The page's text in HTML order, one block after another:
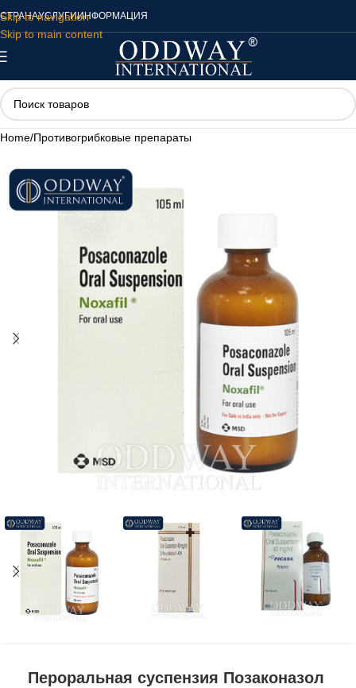
Skip to navigation
Skip to main content
СТРАНАУСЛУГИИНФОРМАЦИЯ
Home/Противогрибковые препараты
Пероральная суспензия Позаконазол